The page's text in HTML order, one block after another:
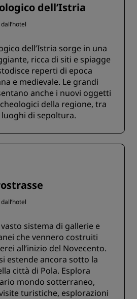
dell’Istria
dell’Istria sorge in una
ricca di siti e spiagge
reperti di epoca
e medievale. Le grandi
anche i nuovi oggetti
della regione, tra
di sepoltura.
sistema di gallerie e
che vennero costruiti
all’inizio del Novecento.
estende ancora sotto la
città di Pola. Esplora
mondo sotterraneo,
turistiche, esplorazioni